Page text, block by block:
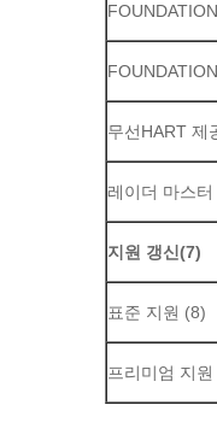
무선HART 제
레이더 마스터
지원 갱신 (7)
표준 지원 (8)
프리미엄 지